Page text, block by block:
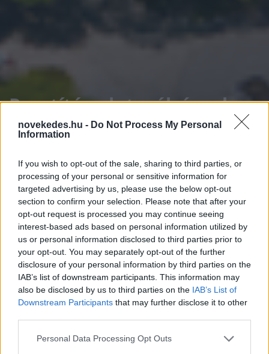
novekedes.hu - Do Not Process My Personal
Information
If you wish to opt-out of the sale, sharing to third parties, or
processing of your personal or sensitive information for
targeted advertising by us, please use the below opt-out
section to confirm your selection. Please note that after your
opt-out request is processed you may continue seeing
interest-based ads based on personal information utilized by
us or personal information disclosed to third parties prior to
your opt-out. You may separately opt-out of the further
disclosure of your personal information by third parties on the
IAB’s list of downstream participants. This information may
also be disclosed by us to third parties on the IAB’s List of
Downstream Participants that may further disclose it to other
Please note that this website/app uses one or more Google
Personal Data Processing Opt Outs
Pusztító valutaválsággal
küzd Afrika legnagyobb
ELEMZÉSEK 2024. FEB. 22. F. P.
Míg tavaly Törökországot és Argentínát
sújtotta hatalmas infláció zuhanó hazai
valutaárfolyam mellett, most ez egy olyan
gázexportőr. A problémák egy része